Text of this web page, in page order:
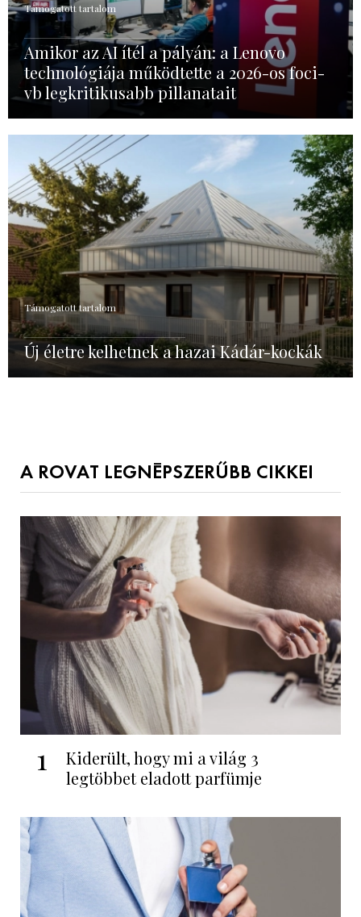
Támogatott tartalom
Amikor az AI ítél a pályán: a Lenovo
technológiája működtette a 2026-os foci-
vb legkritikusabb pillanatait
Támogatott tartalom
Új életre kelhetnek a hazai Kádár-kockák
A ROVAT LEGNÉPSZERŰBB CIKKEI
1
Kiderült, hogy mi a világ 3
legtöbbet eladott parfümje